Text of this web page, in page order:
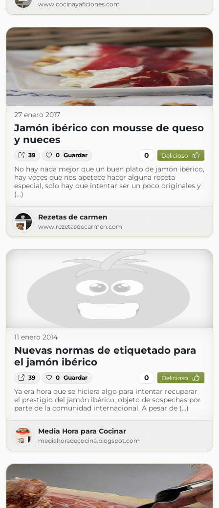
www.cocinayaficiones.com
27 enero 2017
Jamón ibérico con mousse de queso
y nueces
39 0 Guardar 0 Delicioso
No hay nada mejor que un buen plato de jamón ibérico,
hay veces que nos apetece hacer alguna receta
especial, solo hay que intentar ser un poco originales y
(...)
Rezetas de carmen
www.rezetasdecarmen.com
11 enero 2014
Nuevas normas de etiquetado para
el jamón ibérico
39 0 Guardar 0 Delicioso
Ya era hora que se hiciera algo para intentar recuperar
el prestigio del jamón ibérico, objeto de sospechas por
parte de la comunidad internacional. A pesar de (...)
Media Hora para Cocinar
mediahoradecocina.blogspot.com